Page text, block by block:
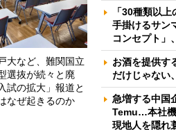
大など、難関国立
選抜が続々と廃
の拡大」報道と
なぜ起きるのか
「30種類以
手掛けるサン
コンセプト」
お酒を提供す
だけじゃない
急増する中国
Temu…本社
現地人を隠れ